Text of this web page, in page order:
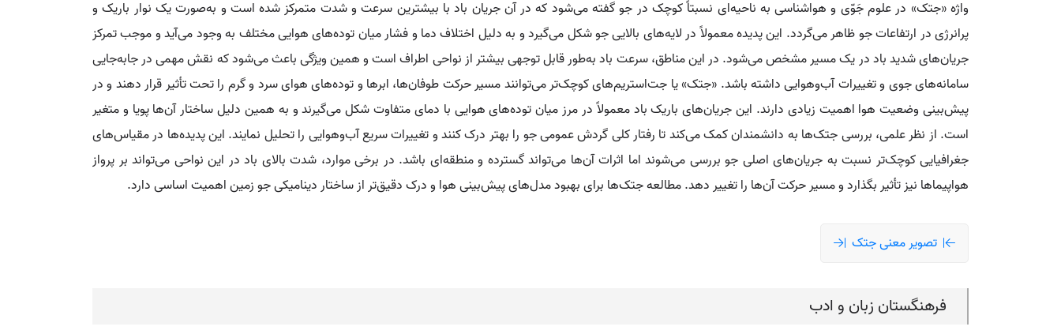
واژه «جتک» در علوم جَوّی و هواشناسی به ناحیه‌ای نسبتاً کوچک در جو گفته می‌شود که در آن جریان باد با بیشترین سرعت و شدت متمرکز شده است و به‌صورت یک نوار باریک و
پرانرژی در ارتفاعات جو ظاهر می‌گردد. این پدیده معمولاً در لایه‌های بالایی جو شکل می‌گیرد و به دلیل اختلاف دما و فشار میان توده‌های هوایی مختلف به وجود می‌آید و موجب تمرکز
جریان‌های شدید باد در یک مسیر مشخص می‌شود. در این مناطق، سرعت باد به‌طور قابل توجهی بیشتر از نواحی اطراف است و همین ویژگی باعث می‌شود که نقش مهمی در جابه‌جایی
سامانه‌های جوی و تغییرات آب‌وهوایی داشته باشد. «جتک» یا جت‌استریم‌های کوچک‌تر می‌توانند مسیر حرکت طوفان‌ها، ابرها و توده‌های هوای سرد و گرم را تحت تأثیر قرار دهند و در
پیش‌بینی وضعیت هوا اهمیت زیادی دارند. این جریان‌های باریک باد معمولاً در مرز میان توده‌های هوایی با دمای متفاوت شکل می‌گیرند و به همین دلیل ساختار آن‌ها پویا و متغیر
است. از نظر علمی، بررسی جتک‌ها به دانشمندان کمک می‌کند تا رفتار کلی گردش عمومی جو را بهتر درک کنند و تغییرات سریع آب‌وهوایی را تحلیل نمایند. این پدیده‌ها در مقیاس‌های
جغرافیایی کوچک‌تر نسبت به جریان‌های اصلی جو بررسی می‌شوند اما اثرات آن‌ها می‌تواند گسترده و منطقه‌ای باشد. در برخی موارد، شدت بالای باد در این نواحی می‌تواند بر پرواز
هواپیماها نیز تأثیر بگذارد و مسیر حرکت آن‌ها را تغییر دهد. مطالعه جتک‌ها برای بهبود مدل‌های پیش‌بینی هوا و درک دقیق‌تر از ساختار دینامیکی جو زمین اهمیت اساسی دارد.
تصویر معنی جتک
فرهنگستان زبان و ادب